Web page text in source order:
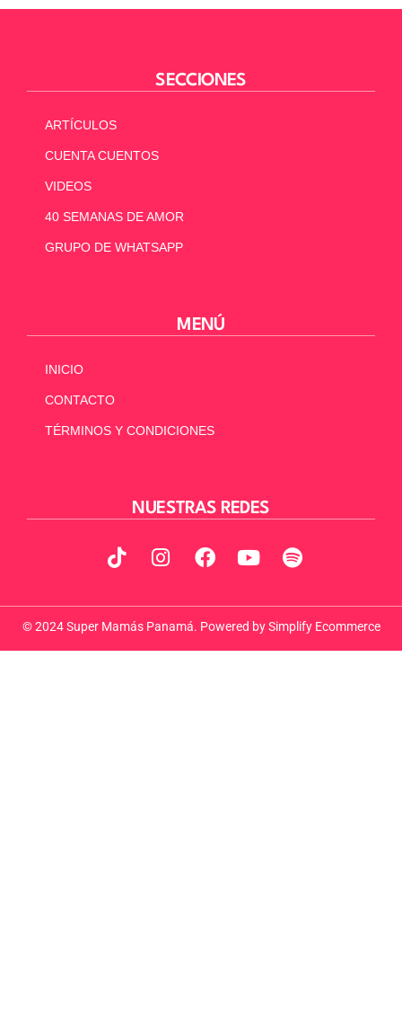
SECCIONES
ARTÍCULOS
CUENTA CUENTOS
VIDEOS
40 SEMANAS DE AMOR
GRUPO DE WHATSAPP
MENÚ
INICIO
CONTACTO
TÉRMINOS Y CONDICIONES
NUESTRAS REDES
© 2024 Super Mamás Panamá. Powered by Simplify Ecommerce